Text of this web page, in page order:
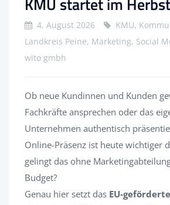
4. August 2026
KMU,
Landkreis Peine, Marketing, Social
wito gmbh
Ob neue Kundinnen und Kunden
Fachkräfte ansprechen oder das
Unternehmen authentisch
Online-Präsenz ist heute wichtiger
gelingt das ohne
Budget?
Genau hier setzt das EU-